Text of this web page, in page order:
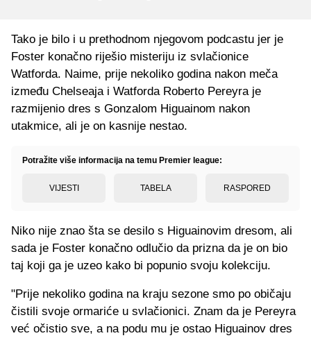
Tako je bilo i u prethodnom njegovom podcastu jer je
Foster konačno riješio misteriju iz svlačionice
Watforda. Naime, prije nekoliko godina nakon meča
između Chelseaja i Watforda Roberto Pereyra je
razmijenio dres s Gonzalom Higuainom nakon
utakmice, ali je on kasnije nestao.
Potražite više informacija na temu Premier league:
VIJESTI TABELA RASPORED
Niko nije znao šta se desilo s Higuainovim dresom, ali
sada je Foster konačno odlučio da prizna da je on bio
taj koji ga je uzeo kako bi popunio svoju kolekciju.
"Prije nekoliko godina na kraju sezone smo po običaju
čistili svoje ormariće u svlačionici. Znam da je Pereyra
već očistio sve, a na podu mu je ostao Higuainov dres